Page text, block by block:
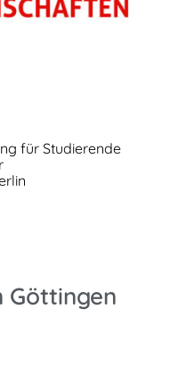
für Studierende
Göttingen